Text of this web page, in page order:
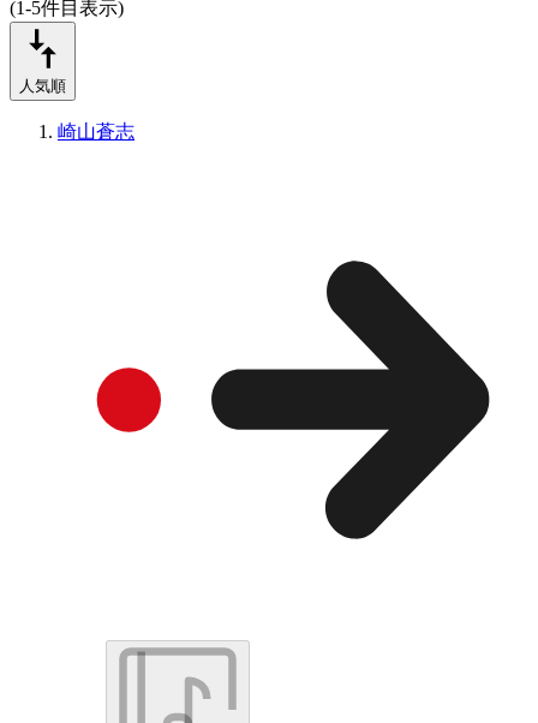
(1-5件目表示)
人気順
崎山蒼志